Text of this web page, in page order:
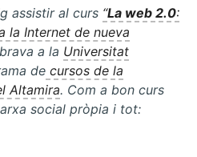
competències
tecnològiques
assistir al curs “La web 2.0:
la Internet de nueva
a la Universitat
de cursos de la
Altamira. Com a bon curs
social pròpia i tot: